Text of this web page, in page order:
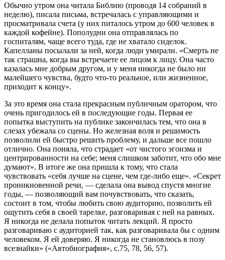
Обычно утром она читала Библию (проводя 14 собраний в
неделю), писала письма, встречалась с управляющими и
просматривала счета (у них питалось утром до 600 человек в
каждой кофейне). Пополудни она отправлялась по
госпиталям, чаще всего туда, где не хватало сиделок.
Капелланы посылали за ней, когда люди умирали. «Смерть не
так страшна, когда вы встречаете ее лицом к лицу. Она часто
казалась мне добрым другом, и у меня никогда не было ни
малейшего чувства, будто что-то реальное, или жизненное,
приходит к концу».
За это время она стала прекрасным публичным оратором, что
очень пригодилось ей в последующие годы. Первая ее
попытка выступить на публике закончилась тем, что она в
слезах убежала со сцены. Но железная воля и решимость
позволили ей быстро решить проблему, и дальше все пошло
отлично. Она поняла, что страдает «от чистого эгоизма и
центрированности на себе; меня слишком заботит, что обо мне
думают». В итоге же она пришла к тому, что стала
чувствовать «себя лучше на сцене, чем где-либо еще». «Секрет
проникновенной речи, — сделала она вывод спустя многие
годы, — позволяющий вам почувствовать, что сказать,
состоит в том, чтобы любить свою аудиторию, позволить ей
ощутить себя в своей тарелке, разговаривая с ней на равных.
Я никогда не делала попыток читать лекций. Я просто
разговариваю с аудиторией так, как разговаривала бы с одним
человеком. Я ей доверяю. Я никогда не становлюсь в позу
всезнайки» («Автобиография», с.75, 78, 56, 57).